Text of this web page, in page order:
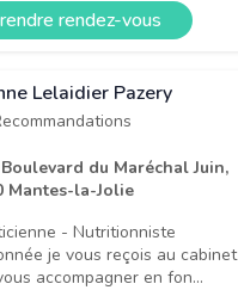
rendez-vous
Lelaidier Pazery
Boulevard du Maréchal Juin,
Mantes-la-Jolie
- Nutritionniste
je vous reçois au cabinet
accompagner en fon...